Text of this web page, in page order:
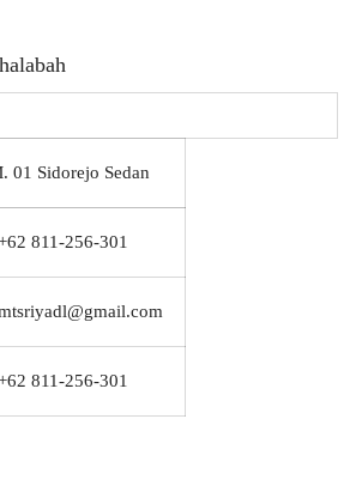
01 Sidorejo Sedan
811-256-301
811-256-301